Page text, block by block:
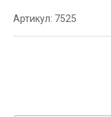
Артикул: 7525